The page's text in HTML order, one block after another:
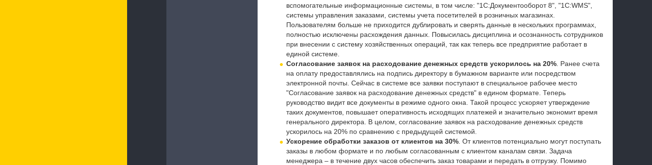
вспомогательные информационные системы, в том числе: "1С:Документооборот 8", "1С:WMS",
системы управления заказами, системы учета посетителей в розничных магазинах.
Пользователям больше не приходится дублировать и сверять данные в нескольких программах,
полностью исключены расхождения данных. Повысилась дисциплина и осознанность сотрудников
при внесении с систему хозяйственных операций, так как теперь все предприятие работает в
единой системе.
Согласование заявок на расходование денежных средств ускорилось на 20%. Ранее счета
на оплату предоставлялись на подпись директору в бумажном варианте или посредством
электронной почты. Сейчас в системе все заявки поступают в специальное рабочее место
"Согласование заявок на расходование денежных средств" в едином формате. Теперь
руководство видит все документы в режиме одного окна. Такой процесс ускоряет утверждение
таких документов, повышает оперативность исходящих платежей и значительно экономит время
генерального директора. В целом, согласование заявок на расходование денежных средств
ускорилось на 20% по сравнению с предыдущей системой.
Ускорение обработки заказов от клиентов на 30%. От клиентов потенциально могут поступать
заказы в любом формате и по любым согласованным с клиентом каналам связи. Задача
менеджера – в течение двух часов обеспечить заказ товарами и передать в отгрузку. Помимо